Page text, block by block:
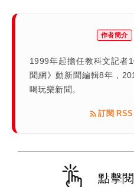
作者簡介
1999年起擔任教科文記者
聞網》動新聞編輯8年，
喝玩樂新聞。
訂閱 RSS
點擊